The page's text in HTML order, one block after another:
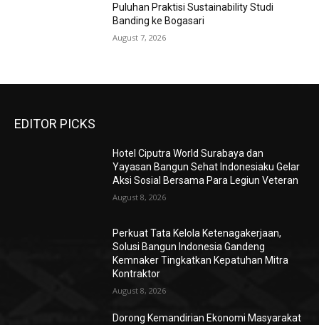
Puluhan Praktisi Sustainability Studi
Banding ke Bogasari
August 7, 2026
EDITOR PICKS
Hotel Ciputra World Surabaya dan
Yayasan Bangun Sehat Indonesiaku Gelar
Aksi Sosial Bersama Para Legiun Veteran
August 8, 2026
Perkuat Tata Kelola Ketenagakerjaan,
Solusi Bangun Indonesia Gandeng
Kemnaker Tingkatkan Kepatuhan Mitra
Kontraktor
August 8, 2026
Dorong Kemandirian Ekonomi Masyarakat